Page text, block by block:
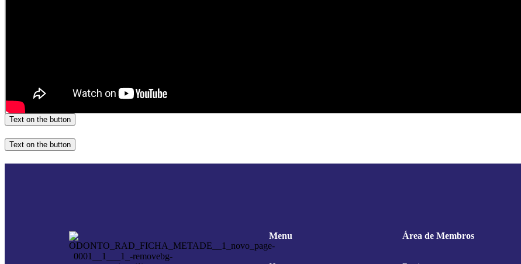
Text on the button
Text on the button
Menu Área de Membros